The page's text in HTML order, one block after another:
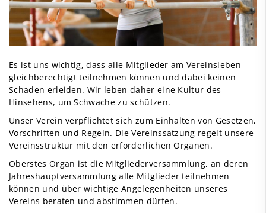
Es ist uns wichtig, dass alle Mitglieder am Vereinsleben
gleichberechtigt teilnehmen können und dabei keinen
Schaden erleiden. Wir leben daher eine Kultur des
Hinsehens, um Schwache zu schützen.
Unser Verein verpflichtet sich zum Einhalten von Gesetzen,
Vorschriften und Regeln. Die Vereins­satzung regelt unsere
Vereinsstruktur mit den erforderlichen Organen.
Oberstes Organ ist die Mitgliederversammlung, an deren
Jahreshauptversammlung alle Mitglieder teilnehmen
können und über wichtige Angelegenheiten unseres
Vereins beraten und abstimmen dürfen.